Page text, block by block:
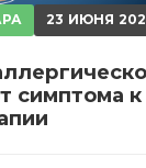
23 ИЮНЯ
симптома к